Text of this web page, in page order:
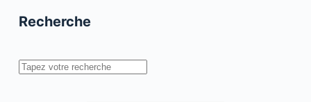
Recherche
Rechercher